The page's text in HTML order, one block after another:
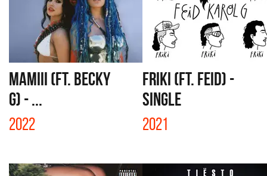
MAMIII (FT. BECKY
G) - ...
2022
FRIKI (FT. FEID) -
SINGLE
2021